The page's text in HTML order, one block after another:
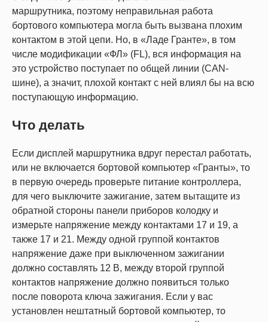
маршрутника, поэтому неправильная работа
бортового компьютера могла быть вызвана плохим
контактом в этой цепи. Но, в «Ладе Гранте», в том
числе модификации «ФЛ» (FL), вся информация на
это устройство поступает по общей линии (CAN-
шине), а значит, плохой контакт с ней влиял бы на всю
поступающую информацию.
Что делать
Если дисплей маршрутника вдруг перестал работать,
или не включается бортовой компьютер «Гранты», то
в первую очередь проверьте питание контроллера,
для чего выключите зажигание, затем вытащите из
обратной стороны панели приборов колодку и
измерьте напряжение между контактами 17 и 19, а
также 17 и 21. Между одной группой контактов
напряжение даже при выключенном зажигании
должно составлять 12 В, между второй группой
контактов напряжение должно появиться только
после поворота ключа зажигания. Если у вас
установлен нештатный бортовой компьютер, то